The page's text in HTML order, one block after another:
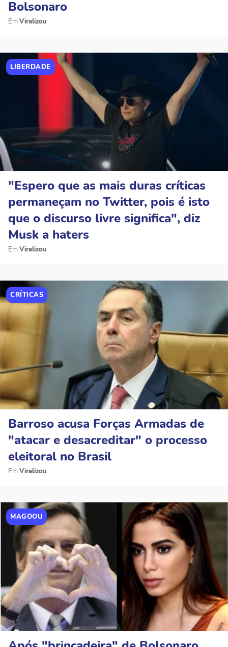
Bolsonaro
Viralizou
LIBERDADE
"Espero que as mais duras críticas
permaneçam no Twitter, pois é isto
que o discurso livre significa", diz
Musk a haters
Viralizou
CRÍTICAS
Barroso acusa Forças Armadas de
"atacar e desacreditar" o processo
eleitoral no Brasil
Viralizou
MAGOOU